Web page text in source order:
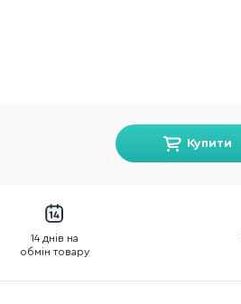
Купити
14 днів на
обмін товару